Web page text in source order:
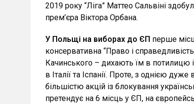
2019 року “Ліга” Маттео Сальвіні
прем’єра Віктора Орбана.
У Польщі на виборах до ЄП перше
консервативна “Право і
Качинського – дихають їм в потилицю
в Італії та Іспанії. Проте, з однією
більшістю акцій із блокування
претендує на 6 місць у ЄП, на